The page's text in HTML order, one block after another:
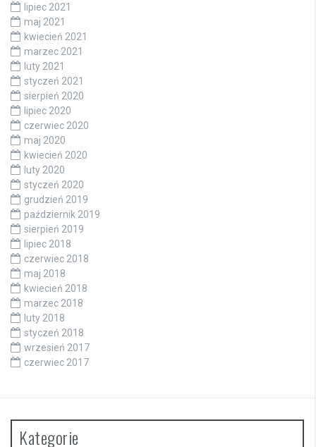
lipiec 2021
maj 2021
kwiecień 2021
marzec 2021
luty 2021
styczeń 2021
sierpień 2020
lipiec 2020
czerwiec 2020
maj 2020
kwiecień 2020
luty 2020
styczeń 2020
grudzień 2019
październik 2019
sierpień 2019
lipiec 2018
czerwiec 2018
maj 2018
kwiecień 2018
marzec 2018
luty 2018
styczeń 2018
wrzesień 2017
czerwiec 2017
Kategorie